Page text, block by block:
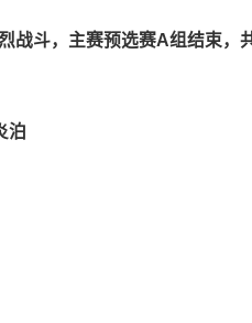
战斗，主赛预选赛A组结束，
泊